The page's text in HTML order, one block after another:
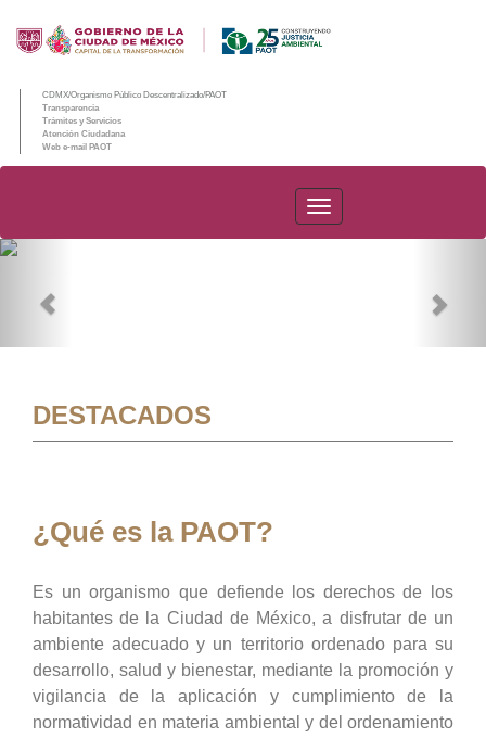
CDMX/Organismo Público Descentralizado/PAOT
Transparencia
Trámites y Servicios
Atención Ciudadana
Web e-mail PAOT
PAOT
DESTACADOS
¿Qué es la PAOT?
Es un organismo que defiende los derechos de los
habitantes de la Ciudad de México, a disfrutar de un
ambiente adecuado y un territorio ordenado para su
desarrollo, salud y bienestar, mediante la promoción y
vigilancia de la aplicación y cumplimiento de la
normatividad en materia ambiental y del ordenamiento